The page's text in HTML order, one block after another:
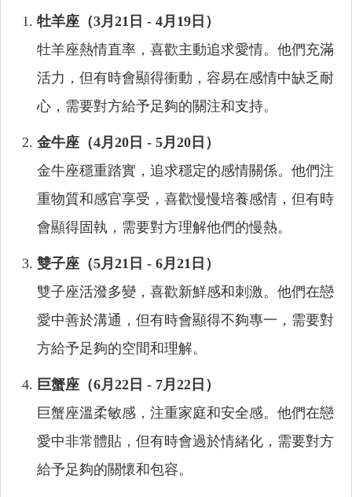
牡羊座（3月21日 - 4月19日）
牡羊座熱情直率，喜歡主動追求愛情。他們充滿
活力，但有時會顯得衝動，容易在感情中缺乏耐
心，需要對方給予足夠的關注和支持。
金牛座（4月20日 - 5月20日）
金牛座穩重踏實，追求穩定的感情關係。他們注
重物質和感官享受，喜歡慢慢培養感情，但有時
會顯得固執，需要對方理解他們的慢熱。
雙子座（5月21日 - 6月21日）
雙子座活潑多變，喜歡新鮮感和刺激。他們在戀
愛中善於溝通，但有時會顯得不夠專一，需要對
方給予足夠的空間和理解。
巨蟹座（6月22日 - 7月22日）
巨蟹座溫柔敏感，注重家庭和安全感。他們在戀
愛中非常體貼，但有時會過於情緒化，需要對方
給予足夠的關懷和包容。